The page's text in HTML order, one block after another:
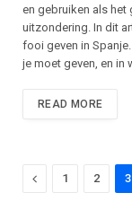
en gebruiken als het
uitzondering. In dit
fooi geven in
je moet geven, en in
READ MORE
Previous
1 2 3